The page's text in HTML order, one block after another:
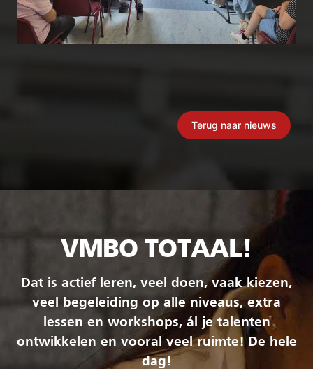
Terug naar nieuws
VMBO TOTAAL!
Dat is actief leren, veel doen, vaak kiezen,
veel begeleiding op alle niveaus, extra
lessen en workshops, ál je talenten
ontwikkelen en vooral veel ruimte! De hele
dag!